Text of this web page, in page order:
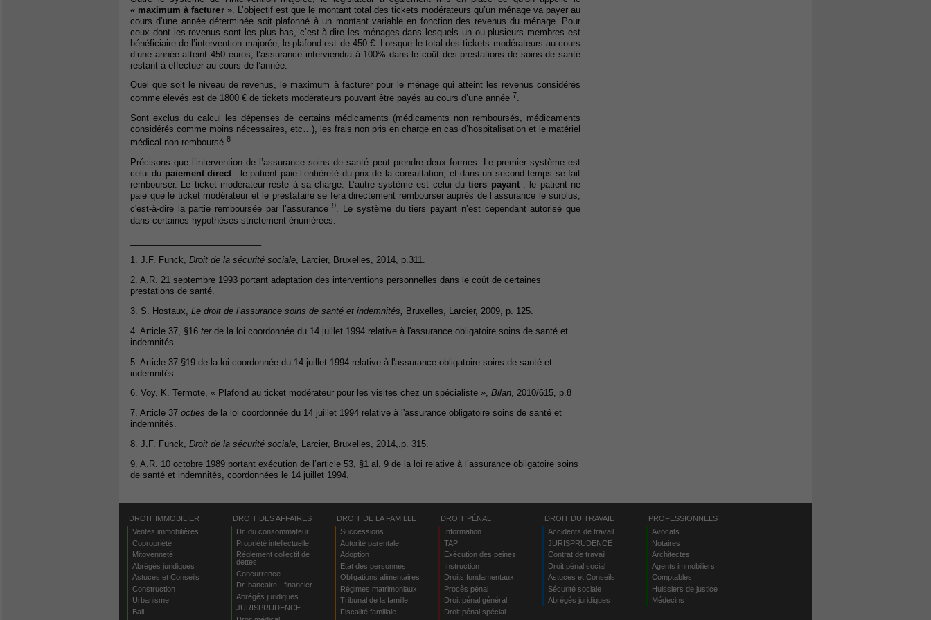
« maximum à facturer ». L’objectif est que le montant total des tickets modérateurs qu’un ménage va payer au
cours d’une année déterminée soit plafonné à un montant variable en fonction des revenus du ménage. Pour
ceux dont les revenus sont les plus bas, c’est-à-dire les ménages dans lesquels un ou plusieurs membres est
bénéficiaire de l’intervention majorée, le plafond est de 450 €. Lorsque le total des tickets modérateurs au cours
d’une année atteint 450 euros, l’assurance interviendra à 100% dans le coût des prestations de soins de santé
restant à effectuer au cours de l’année.
Quel que soit le niveau de revenus, le maximum à facturer pour le ménage qui atteint les revenus considérés
comme élevés est de 1800 € de tickets modérateurs pouvant être payés au cours d’une année 7.
Sont exclus du calcul les dépenses de certains médicaments (médicaments non remboursés, médicaments
considérés comme moins nécessaires, etc…), les frais non pris en charge en cas d’hospitalisation et le matériel
médical non remboursé 8.
Précisons que l’intervention de l’assurance soins de santé peut prendre deux formes. Le premier système est
celui du paiement direct : le patient paie l’entièreté du prix de la consultation, et dans un second temps se fait
rembourser. Le ticket modérateur reste à sa charge. L’autre système est celui du tiers payant : le patient ne
paie que le ticket modérateur et le prestataire se fera directement rembourser auprès de l’assurance le surplus,
c'est-à-dire la partie remboursée par l’assurance 9. Le système du tiers payant n’est cependant autorisé que
dans certaines hypothèses strictement énumérées.
1. J.F. Funck, Droit de la sécurité sociale, Larcier, Bruxelles, 2014, p.311.
2. A.R. 21 septembre 1993 portant adaptation des interventions personnelles dans le coût de certaines
prestations de santé.
3. S. Hostaux, Le droit de l’assurance soins de santé et indemnités,
Bruxelles, Larcier, 2009, p. 125.
4. Article 37, §16 terde la loi coordonnée du 14 juillet 1994 relative à l'assurance obligatoire soins de santé et
indemnités.
5. Article 37 §19 de la loi coordonnée du 14 juillet 1994 relative à l'assurance obligatoire soins de santé et
indemnités.
6. Voy. K. Termote, « Plafond au ticket modérateur pour les visites chez un spécialiste », Bilan, 2010/615, p.8
7. Article 37 octies de la loi coordonnée du 14 juillet 1994 relative à l'assurance obligatoire soins de santé et
indemnités.
8. J.F. Funck, Droit de la sécurité sociale , Larcier, Bruxelles, 2014,.p. 315.
9. A.R. 10 octobre 1989 portant exécution de l’article 53, §1 al. 9 de la loi relative à l’assurance obligatoire soins
de santé et indemnités, coordonnées le 14 juillet 1994.
DROIT IMMOBILIER
Ventes immobilières
Copropriété
Mitoyenneté
Abrégés juridiques
Astuces et Conseils
Construction
Urbanisme
Bail
DROIT DES AFFAIRES
Dr. du consommateur
Propriété intellectuelle
Règlement collectif de
dettes
Concurrence
Dr. bancaire - financier
Abrégés juridiques
JURISPRUDENCE
DROIT DE LA FAMILLE
Successions
Autorité parentale
Adoption
Etat des personnes
Obligations alimentaires
Régimes matrimoniaux
Tribunal de la famille
Fiscalité familiale
DROIT PÉNAL
Information
TAP
Exécution des peines
Instruction
Droits fondamentaux
Procès pénal
Droit pénal général
Droit pénal spécial
DROIT DU TRAVAIL
Accidents de travail
JURISPRUDENCE
Contrat de travail
Droit pénal social
Astuces et Conseils
Sécurité sociale
Abrégés juridiques
PROFESSIONNELS
Avocats
Notaires
Architectes
Agents immobiliers
Comptables
Huissiers de justice
Médecins